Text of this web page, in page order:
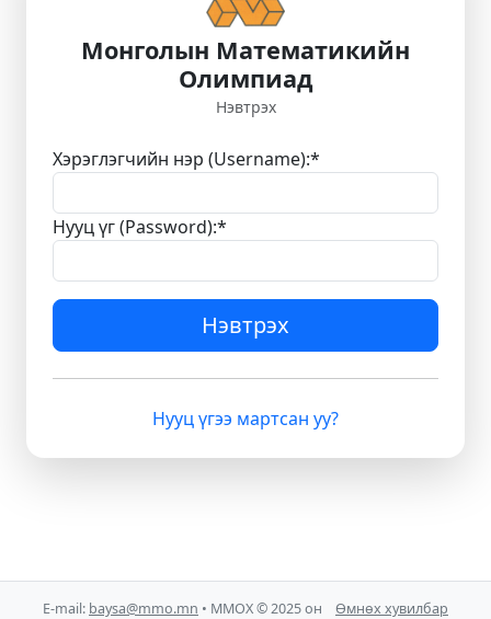
Монголын Математикийн
Олимпиад
Нэвтрэх
Хэрэглэгчийн нэр (Username):*
Нууц үг (Password):*
Нэвтрэх
Нууц үгээ мартсан уу?
E-mail: baysa@mmo.mn • ММОХ © 2025 он Өмнөх хувилбар